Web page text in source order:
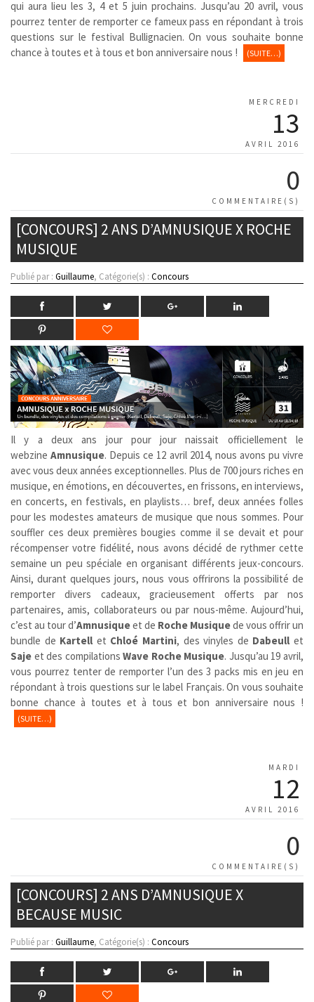
qui aura lieu les 3, 4 et 5 juin prochains. Jusqu’au 20 avril, vous
pourrez tenter de remporter ce fameux pass en répondant à trois
questions sur le festival Bullignacien. On vous souhaite bonne
chance à toutes et à tous et bon anniversaire nous !
(SUITE…)
MERCREDI
13
AVRIL 2016
0
COMMENTAIRE(S)
[CONCOURS] 2 ANS D’AMNUSIQUE X ROCHE
MUSIQUE
Publié par : Guillaume, Catégorie(s) : Concours
Il y a deux ans jour pour jour naissait officiellement le
webzineAmnusique. Depuis ce 12 avril 2014, nous avons pu vivre
avec vous deux années exceptionnelles. Plus de 700 jours riches en
musique, en émotions, en découvertes, en frissons, en interviews,
en concerts, en festivals, en playlists… bref, deux années folles
pour les modestes amateurs de musique que nous sommes. Pour
souffler ces deux premières bougies comme il se devait et pour
récompenser votre fidélité, nous avons décidé de rythmer cette
semaine un peu spéciale en organisant différents jeux-concours.
Ainsi, durant quelques jours, nous vous offrirons la possibilité de
remporter divers cadeaux, gracieusement offerts par nos
partenaires, amis, collaborateurs ou par nous-même. Aujourd’hui,
c’est au tour d’Amnusiqueet de Roche Musiquede vous offrir un
bundle de Kartell et Chloé Martini, des vinyles de Dabeull et
Saje et des compilationsWave Roche Musique. Jusqu’au 19 avril,
vous pourrez tenter de remporter l’un des 3 packs mis en jeu en
répondant à trois questions sur le label Français. On vous souhaite
bonne chance à toutes et à tous et bon anniversaire nous !
(SUITE…)
MARDI
12
AVRIL 2016
0
COMMENTAIRE(S)
[CONCOURS] 2 ANS D’AMNUSIQUE X
BECAUSE MUSIC
Publié par : Guillaume, Catégorie(s) : Concours